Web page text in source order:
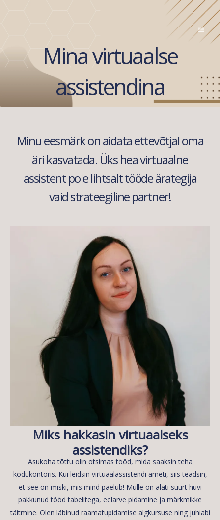
Mina virtuaalse
assistendina
Minu eesmärk on aidata ettevõtjal oma
äri kasvatada. Üks hea virtuaalne
assistent pole lihtsalt tööde ärategija
vaid strateegiline partner!
Miks hakkasin virtuaalseks
assistendiks?
Asukoha tõttu olin otsimas tööd, mida saaksin teha
kodukontoris. Kui leidsin virtuaalassistendi ameti, siis teadsin,
et see on miski, mis mind paelub! Mulle on alati suurt huvi
pakkunud tööd tabelitega, eelarve pidamine ja märkmikke
täitmine. Olen läbinud raamatupidamise algkursuse ning juhiabi